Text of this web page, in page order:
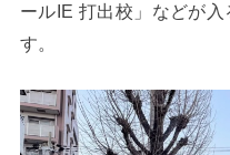
ールIE 打出校」などが
す。